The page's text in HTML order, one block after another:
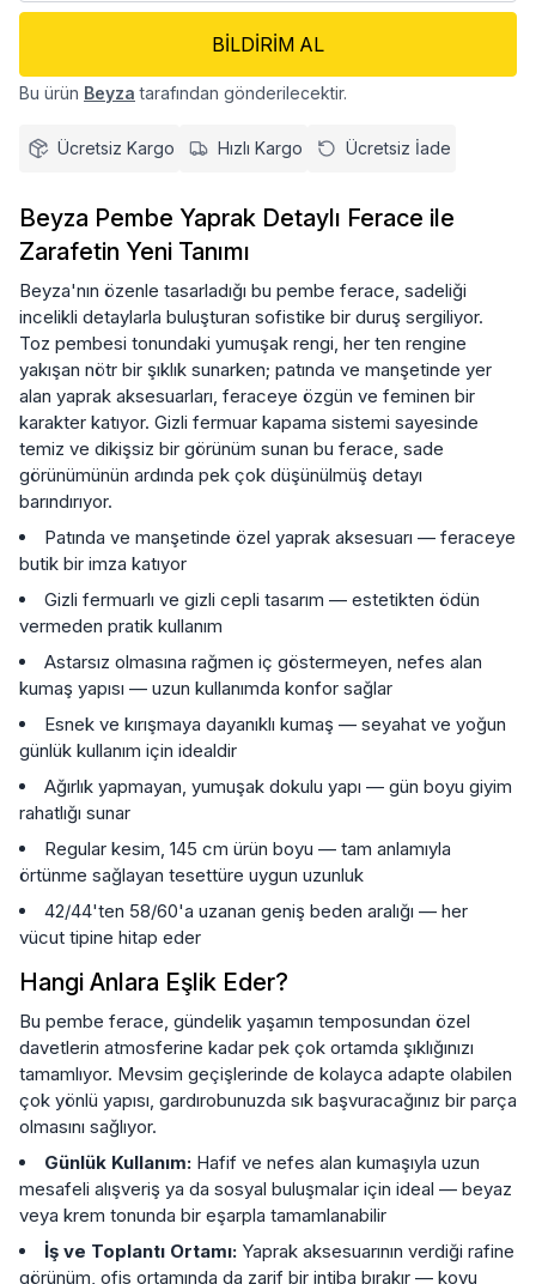
BILDIRIM AL
Bu ürün Beyza tarafından gönderilecektir.
Ücretsiz Kargo Hızlı Kargo Ücretsiz İade
Beyza Pembe Yaprak Detaylı Ferace ile
Zarafetin Yeni Tanımı
Beyza'nın özenle tasarladığı bu pembe ferace, sadeliği
incelikli detaylarla buluşturan sofistike bir duruş sergiliyor.
Toz pembesi tonundaki yumuşak rengi, her ten rengine
yakışan nötr bir şıklık sunarken; patında ve manşetinde yer
alan yaprak aksesuarları, feraceye özgün ve feminen bir
karakter katıyor. Gizli fermuar kapama sistemi sayesinde
temiz ve dikişsiz bir görünüm sunan bu ferace, sade
görünümünün ardında pek çok düşünülmüş detayı
barındırıyor.
Patında ve manşetinde özel yaprak aksesuarı — feraceye
butik bir imza katıyor
Gizli fermuarlı ve gizli cepli tasarım — estetikten ödün
vermeden pratik kullanım
Astarsız olmasına rağmen iç göstermeyen, nefes alan
kumaş yapısı — uzun kullanımda konfor sağlar
Esnek ve kırışmaya dayanıklı kumaş — seyahat ve yoğun
günlük kullanım için idealdir
Ağırlık yapmayan, yumuşak dokulu yapı — gün boyu giyim
rahatlığı sunar
Regular kesim, 145 cm ürün boyu — tam anlamıyla
örtünme sağlayan tesettüre uygun uzunluk
42/44'ten 58/60'a uzanan geniş beden aralığı — her
vücut tipine hitap eder
Hangi Anlara Eşlik Eder?
Bu pembe ferace, gündelik yaşamın temposundan özel
davetlerin atmosferine kadar pek çok ortamda şıklığınızı
tamamlıyor. Mevsim geçişlerinde de kolayca adapte olabilen
çok yönlü yapısı, gardırobunuzda sık başvuracağınız bir parça
olmasını sağlıyor.
Günlük Kullanım: Hafif ve nefes alan kumaşıyla uzun
mesafeli alışveriş ya da sosyal buluşmalar için ideal — beyaz
veya krem tonunda bir eşarpla tamamlanabilir
İş ve Toplantı Ortamı: Yaprak aksesuarının verdiği rafine
görünüm, ofis ortamında da zarif bir intiba bırakır — koyu